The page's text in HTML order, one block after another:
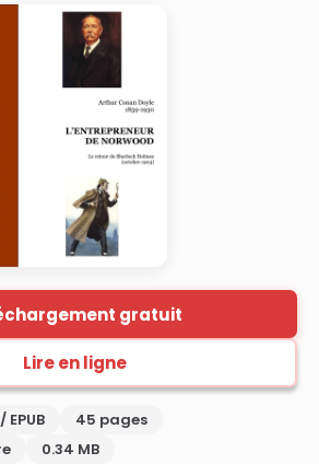
gratuit
Lire en ligne
EPUB
45 pages
0.34 MB